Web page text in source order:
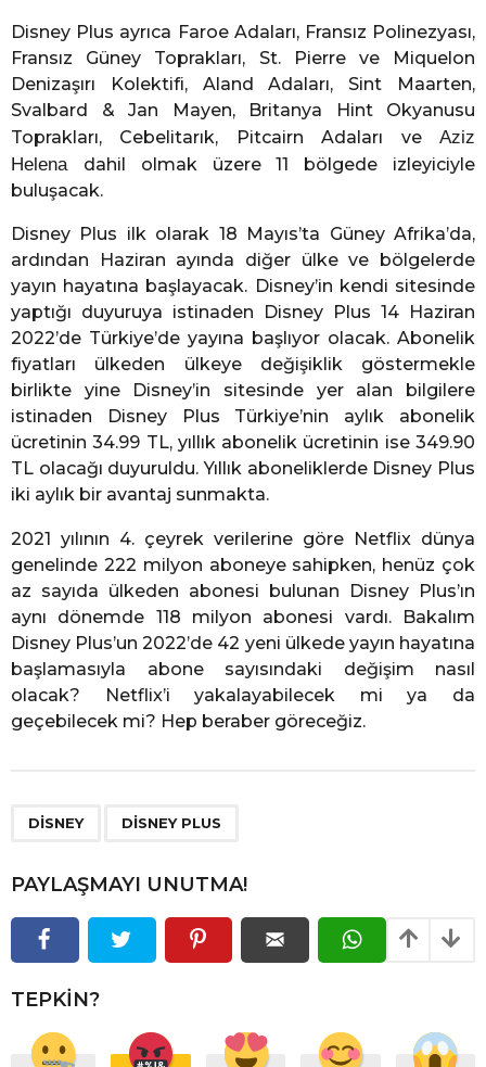
Disney Plus ayrıca Faroe Adaları, Fransız Polinezyası,
Fransız Güney Toprakları, St. Pierre ve Miquelon
Denizaşırı Kolektifi, Aland Adaları, Sint Maarten,
Svalbard & Jan Mayen, Britanya Hint Okyanusu
Toprakları, Cebelitarık, Pitcairn Adaları ve Aziz
Helena dahil olmak üzere 11 bölgede izleyiciyle
buluşacak.
Disney Plus ilk olarak 18 Mayıs’ta Güney Afrika’da,
ardından Haziran ayında diğer ülke ve bölgelerde
yayın hayatına başlayacak. Disney’in kendi sitesinde
yaptığı duyuruya istinaden Disney Plus 14 Haziran
2022’de Türkiye’de yayına başlıyor olacak. Abonelik
fiyatları ülkeden ülkeye değişiklik göstermekle
birlikte yine Disney’in sitesinde yer alan bilgilere
istinaden Disney Plus Türkiye’nin aylık abonelik
ücretinin 34.99 TL, yıllık abonelik ücretinin ise 349.90
TL olacağı duyuruldu. Yıllık aboneliklerde Disney Plus
iki aylık bir avantaj sunmakta.
2021 yılının 4. çeyrek verilerine göre Netflix dünya
genelinde 222 milyon aboneye sahipken, henüz çok
az sayıda ülkeden abonesi bulunan Disney Plus’ın
aynı dönemde 118 milyon abonesi vardı. Bakalım
Disney Plus’un 2022’de 42 yeni ülkede yayın hayatına
başlamasıyla abone sayısındaki değişim nasıl
olacak? Netflix’i yakalayabilecek mi ya da
geçebilecek mi? Hep beraber göreceğiz.
DISNEY DISNEY PLUS
PAYLAŞMAYI UNUTMA!
TEPKIN?